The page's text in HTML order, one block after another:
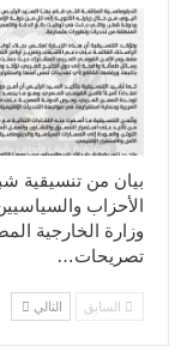
بيان من تنسيقية
الأحزاب
وزارة الخارجية
تصريحات…
السابق التالي